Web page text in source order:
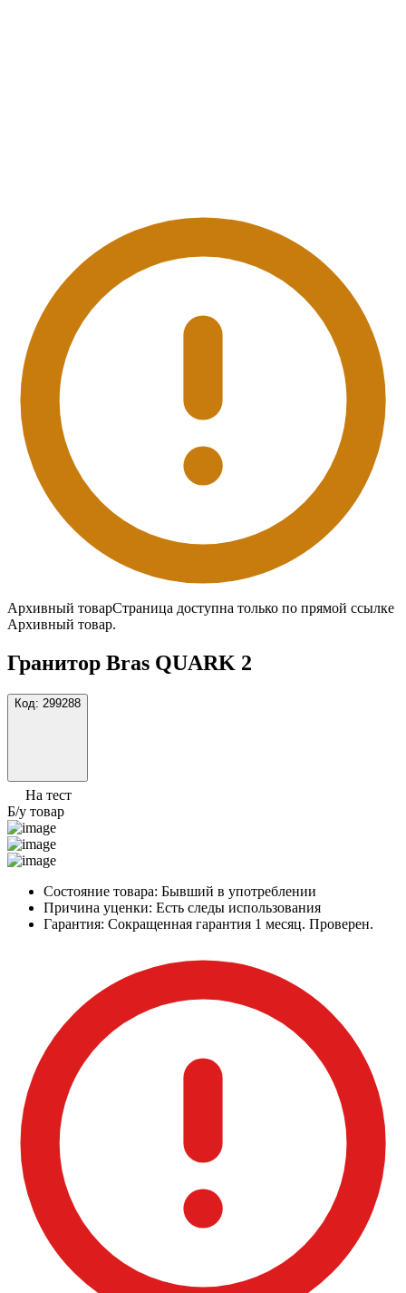
Архивный товарСтраница доступна только по прямой ссылке
Архивный товар.
Гранитор Bras QUARK 2
Код: 299288
На тест
Б/у товар
Состояние товара: Бывший в употреблении
Причина уценки: Есть следы использования
Гарантия: Сокращенная гарантия 1 месяц. Проверен.